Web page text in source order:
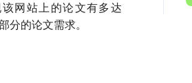
网站上的论文有多达
的论文需求。